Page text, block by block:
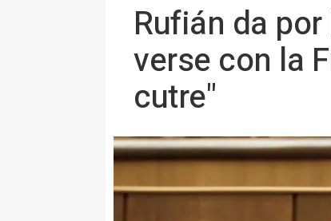
Rufián da
verse con la
cutre"